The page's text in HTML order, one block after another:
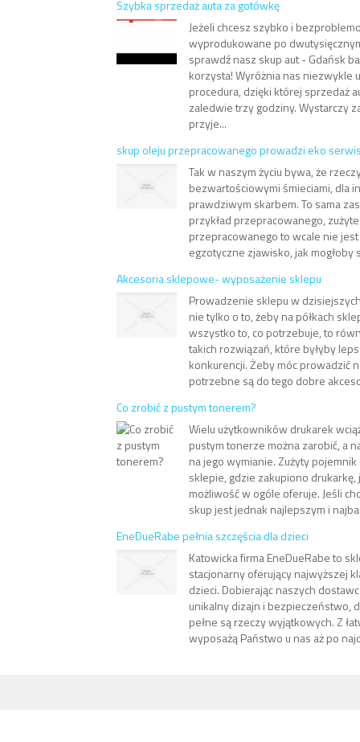
Szybka sprzedaż auta za gotówkę
Jeżeli chcesz szybko i
wyprodukowane po
sprawdź nasz skup aut - Gdańsk
korzysta! Wyróżnia nas niezwykle
procedura, dzięki której sprzedaż
zaledwie trzy godziny. Wystarczy
przyje...
skup oleju przepracowanego prowadzi eko
Tak w naszym życiu bywa, że
bezwartościowymi śmieciami, dla
prawdziwym skarbem. To sama
przykład przepracowanego,
przepracowanego to wcale nie
egzotyczne zjawisko, jak mogłoby
Akcesoria sklepowe- wyposażenie sklepu
Prowadzenie sklepu w
nie tylko o to, żeby na półkach
wszystko to, co potrzebuje, to
takich rozwiązań, które byłyby
konkurencji. Żeby móc prowadzić
potrzebne są do tego dobre
Co zrobić z pustym tonerem?
Wielu użytkowników drukarek
pustym tonerze można zarobić, a
na jego wymianie. Zużyty
sklepie, gdzie zakupiono
możliwość w ogóle oferuje. Jeśli
skup jest jednak najlepszym i
EneDueRabe pełnia szczęścia dla dzieci
Katowicka firma EneDueRabe to
stacjonarny oferujący najwyższej
dzieci. Dobierając naszych
unikalny dizajn i bezpieczeństwo,
pełne są rzeczy wyjątkowych. Z
wyposażą Państwo u nas aż po